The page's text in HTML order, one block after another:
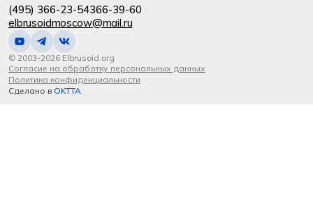
(495) 366-23-54366-39-60
elbrusoidmoscow@mail.ru
© 2003-2026 Elbrusoid.org
Согласие на обработку персональных данных
Политика конфиденциальности
Сделано в OKTTA